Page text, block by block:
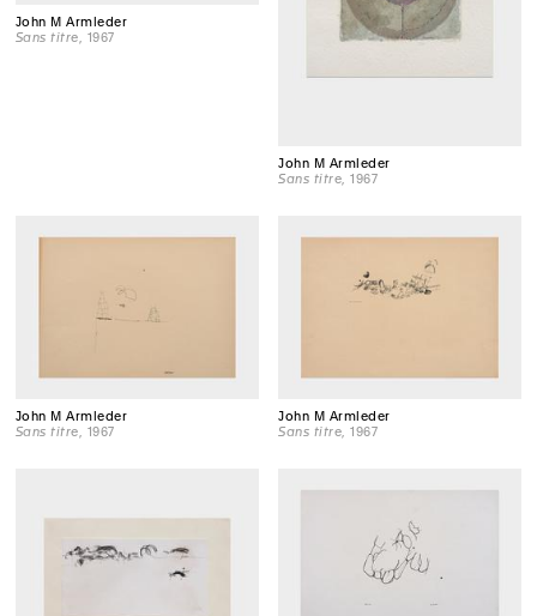
John M Armleder
Sans titre , 1967
John M Armleder
Sans titre , 1967
John M Armleder
Sans titre , 1967
John M Armleder
Sans titre , 1967